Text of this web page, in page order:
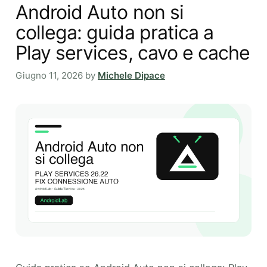
Android Auto non si
collega: guida pratica a
Play services, cavo e cache
Giugno 11, 2026 by Michele Dipace